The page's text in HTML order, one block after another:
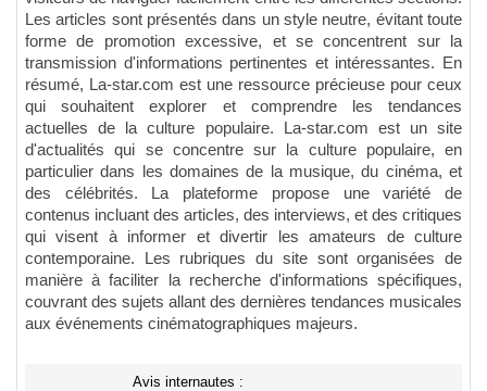
Les articles sont présentés dans un style neutre, évitant toute
forme de promotion excessive, et se concentrent sur la
transmission d'informations pertinentes et intéressantes. En
résumé, La-star.com est une ressource précieuse pour ceux
qui souhaitent explorer et comprendre les tendances
actuelles de la culture populaire. La-star.com est un site
d'actualités qui se concentre sur la culture populaire, en
particulier dans les domaines de la musique, du cinéma, et
des célébrités. La plateforme propose une variété de
contenus incluant des articles, des interviews, et des critiques
qui visent à informer et divertir les amateurs de culture
contemporaine. Les rubriques du site sont organisées de
manière à faciliter la recherche d'informations spécifiques,
couvrant des sujets allant des dernières tendances musicales
aux événements cinématographiques majeurs.
Avis internautes :